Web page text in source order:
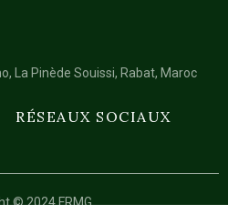
La Pinède Souissi, Rabat, Maroc
RÉSEAUX SOCIAUX
© 2024 FRMG